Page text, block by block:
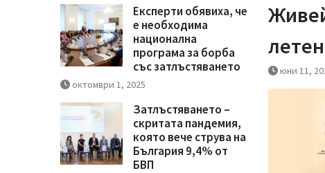
юни 11,
Експерти обявиха, че
е необходима
национална
програма за борба
със затлъстяването
октомври 1, 2025
Затлъстяването –
скритата пандемия,
която вече струва на
България 9,4% от
БВП